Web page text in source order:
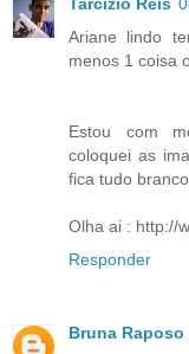
Ariane lindo
menos 1 coisa o
Estou com
coloquei as
fica tudo
Olha ai : http://
Responder
Bruna Raposo